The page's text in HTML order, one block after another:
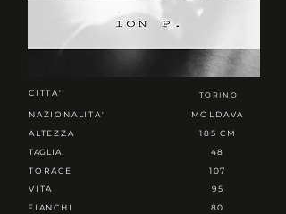
CITTA'
NAZIONALITA'
ALTEZZA
TAGLIA
TORACE
VITA
FIANCHI
TORINO
MOLDAVA
185 CM
48
95
107
80